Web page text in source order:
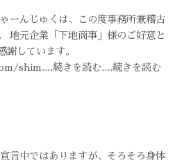
ーんじゅくは、この度事務所兼稽古
地元企業「下地商事」様のご好意と
謝しています。
shim....続きを読む....続きを読む
言中ではありますが、そろそろ身体